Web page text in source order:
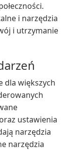
i narzędzia
i utrzymanie
dla większych
ustawienia
narzędzia
narzędzia